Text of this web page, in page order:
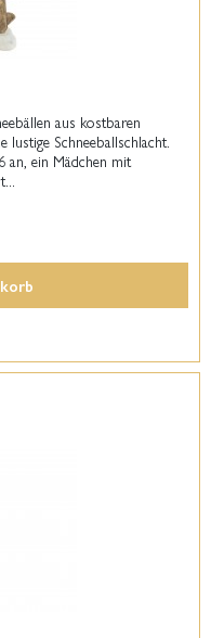
aus kostbaren
lustige Schneeballschlacht.
an, ein Mädchen mit